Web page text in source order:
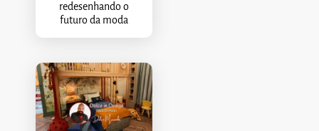
redesenhando o
futuro da moda